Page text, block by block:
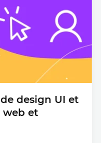
design UI et
web et